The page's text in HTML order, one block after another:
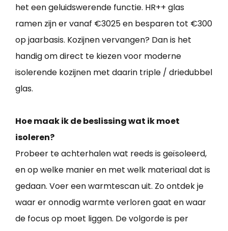
het een geluidswerende functie. HR++ glas
ramen zijn er vanaf €3025 en besparen tot €300
op jaarbasis. Kozijnen vervangen? Dan is het
handig om direct te kiezen voor moderne
isolerende kozijnen met daarin triple / driedubbel
glas.
Hoe maak ik de beslissing wat ik moet
isoleren?
Probeer te achterhalen wat reeds is geïsoleerd,
en op welke manier en met welk materiaal dat is
gedaan. Voer een warmtescan uit. Zo ontdek je
waar er onnodig warmte verloren gaat en waar
de focus op moet liggen. De volgorde is per